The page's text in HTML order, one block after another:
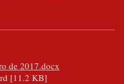
de 2017.docx
[11.2 KB]